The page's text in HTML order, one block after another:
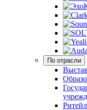
По отрасли